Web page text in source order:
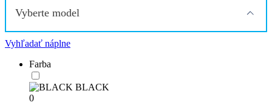
Vyberte model
Vyhľadať náplne
Farba
BLACK
0